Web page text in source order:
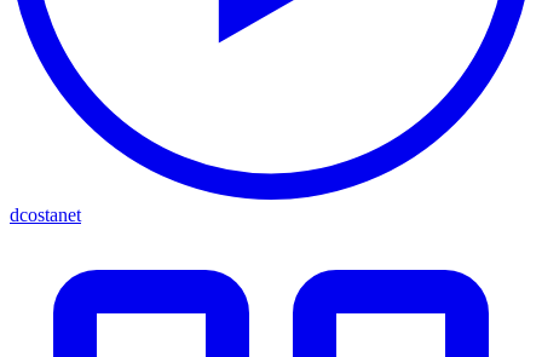
dcostanet